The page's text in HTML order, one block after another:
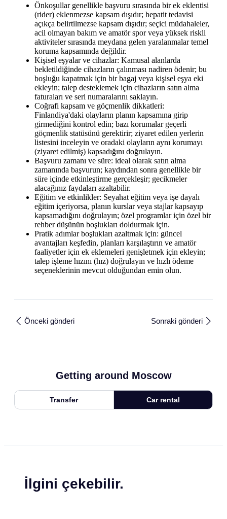
Önkoşullar genellikle başvuru sırasında bir ek eklentisi
(rider) eklenmezse kapsam dışıdır; hepatit tedavisi
açıkça belirtilmezse kapsam dışıdır; seçici müdahaleler,
acil olmayan bakım ve amatör spor veya yüksek riskli
aktiviteler sırasında meydana gelen yaralanmalar temel
koruma kapsamında değildir.
Kişisel eşyalar ve cihazlar: Kamusal alanlarda
bekletildiğinde cihazların çalınması nadiren ödenir; bu
boşluğu kapatmak için bir bagaj veya kişisel eşya eki
ekleyin; talep desteklemek için cihazların satın alma
faturaları ve seri numaralarını saklayın.
Coğrafi kapsam ve göçmenlik dikkatleri:
Finlandiya'daki olayların planın kapsamına girip
girmediğini kontrol edin; bazı korumalar geçerli
göçmenlik statüsünü gerektirir; ziyaret edilen yerlerin
listesini inceleyin ve oradaki olayların aynı korumayı
(ziyaret edilmiş) kapsadığını doğrulayın.
Başvuru zamanı ve süre: ideal olarak satın alma
zamanında başvurun; kaydından sonra genellikle bir
süre içinde etkinleştirme gerçekleşir; gecikmeler
alacağınız faydaları azaltabilir.
Eğitim ve etkinlikler: Seyahat eğitim veya işe dayalı
eğitim içeriyorsa, planın kurslar veya stajlar kapsayıp
kapsamadığını doğrulayın; özel programlar için özel bir
rehber düşünün boşlukları doldurmak için.
Pratik adımlar boşlukları azaltmak için: güncel
avantajları keşfedin, planları karşılaştırın ve amatör
faaliyetler için ek eklemeleri genişletmek için ekleyin;
talep işleme hızını (hız) doğrulayın ve hızlı ödeme
seçeneklerinin mevcut olduğundan emin olun.
Önceki gönderi Sonraki gönderi
Getting around Moscow
Transfer Car rental
İlgini çekebilir.